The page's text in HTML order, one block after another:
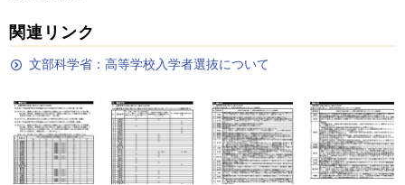
関連リンク
文部科学省：高等学校入学者選抜について